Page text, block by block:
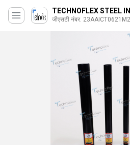
TECHNOFLEX STEEL
जीएसटी नंबर.